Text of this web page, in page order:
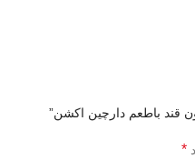
قند باطعم دارچین اکشن”
*